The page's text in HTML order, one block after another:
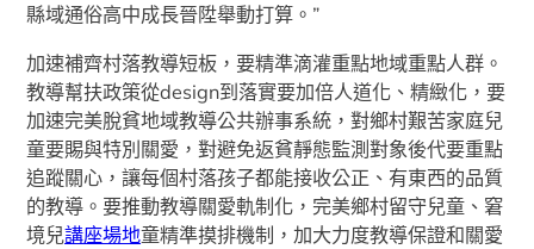
縣域通俗高中成長晉陞舉動打算。”
加速補齊村落教導短板，要精準滴灌重點地域重點人群。
教導幫扶政策從design到落實要加倍人道化、精緻化，要
加速完美脫貧地域教導公共辦事系統，對鄉村艱苦家庭兒
童要賜與特別關愛，對避免返貧靜態監測對象後代要重點
追蹤關心，讓每個村落孩子都能接收公正、有東西的品質
的教導。要推動教導關愛軌制化，完美鄉村留守兒童、窘
境兒講座場地童精準摸排機制，加大力度教導保證和關愛